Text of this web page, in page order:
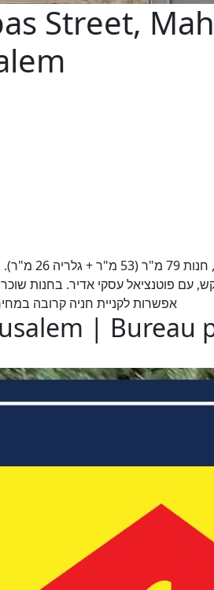
Street,
הזדמנות
אפשרות לקניית חניה קרובה במחיר
| Bureau